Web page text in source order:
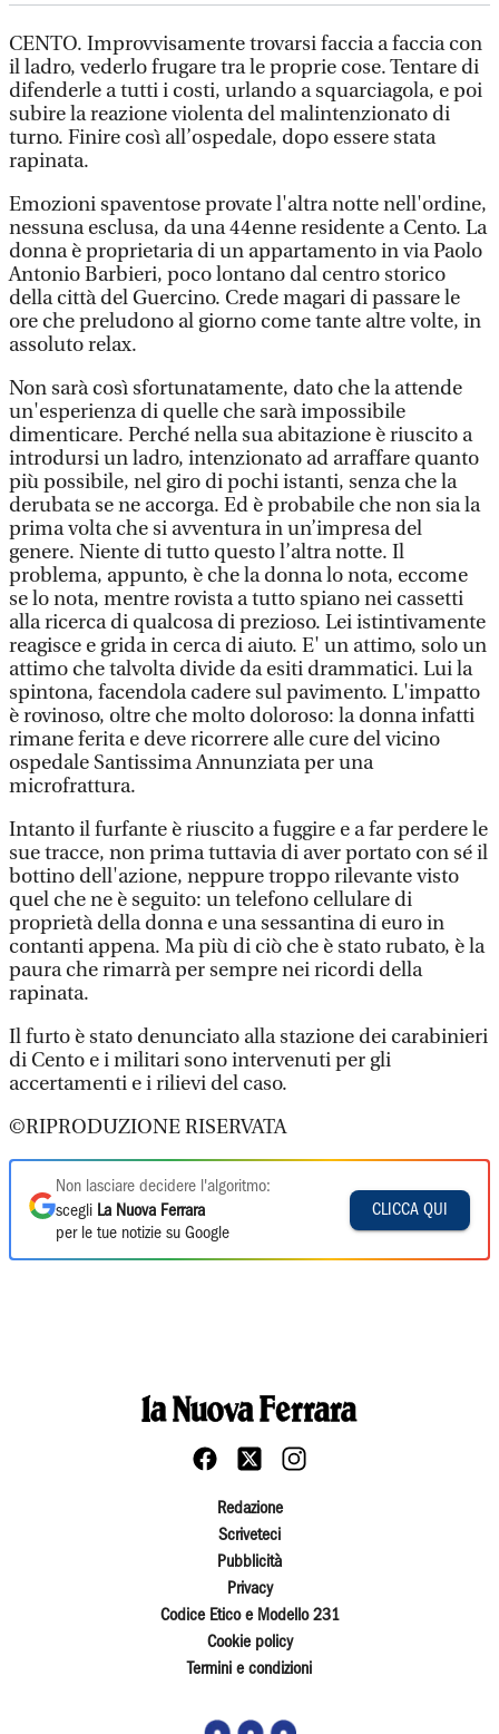
CENTO. Improvvisamente trovarsi faccia a faccia con
il ladro, vederlo frugare tra le proprie cose. Tentare di
difenderle a tutti i costi, urlando a squarciagola, e poi
subire la reazione violenta del malintenzionato di
turno. Finire così all’ospedale, dopo essere stata
rapinata.
Emozioni spaventose provate l'altra notte nell'ordine,
nessuna esclusa, da una 44enne residente a Cento. La
donna è proprietaria di un appartamento in via Paolo
Antonio Barbieri, poco lontano dal centro storico
della città del Guercino. Crede magari di passare le
ore che preludono al giorno come tante altre volte, in
assoluto relax.
Non sarà così sfortunatamente, dato che la attende
un'esperienza di quelle che sarà impossibile
dimenticare. Perché nella sua abitazione è riuscito a
introdursi un ladro, intenzionato ad arraffare quanto
più possibile, nel giro di pochi istanti, senza che la
derubata se ne accorga. Ed è probabile che non sia la
prima volta che si avventura in un’impresa del
genere. Niente di tutto questo l’altra notte. Il
problema, appunto, è che la donna lo nota, eccome
se lo nota, mentre rovista a tutto spiano nei cassetti
alla ricerca di qualcosa di prezioso. Lei istintivamente
reagisce e grida in cerca di aiuto. E' un attimo, solo un
attimo che talvolta divide da esiti drammatici. Lui la
spintona, facendola cadere sul pavimento. L'impatto
è rovinoso, oltre che molto doloroso: la donna infatti
rimane ferita e deve ricorrere alle cure del vicino
ospedale Santissima Annunziata per una
microfrattura.
Intanto il furfante è riuscito a fuggire e a far perdere le
sue tracce, non prima tuttavia di aver portato con sé il
bottino dell'azione, neppure troppo rilevante visto
quel che ne è seguito: un telefono cellulare di
proprietà della donna e una sessantina di euro in
contanti appena. Ma più di ciò che è stato rubato, è la
paura che rimarrà per sempre nei ricordi della
rapinata.
Il furto è stato denunciato alla stazione dei carabinieri
di Cento e i militari sono intervenuti per gli
accertamenti e i rilievi del caso.
©RIPRODUZIONE RISERVATA
Non lasciare decidere l'algoritmo:
scegli La Nuova Ferrara
per le tue notizie su Google
CLICCA QUI
Redazione
Scriveteci
Pubblicità
Privacy
Codice Etico e Modello 231
Cookie policy
Termini e condizioni